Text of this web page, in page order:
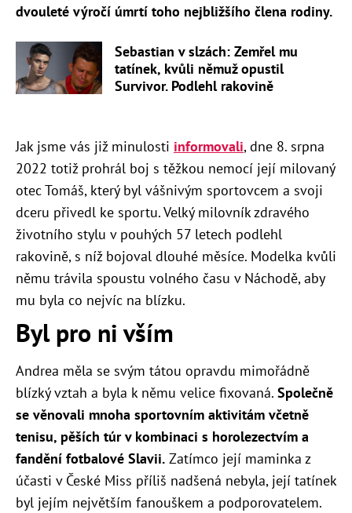
dvouleté výročí úmrtí toho nejbližšího člena rodiny.
Sebastian v slzách: Zemřel mu
tatínek, kvůli němuž opustil
Survivor. Podlehl rakovině
Jak jsme vás již minulosti informovali, dne 8. srpna
2022 totiž prohrál boj s těžkou nemocí její milovaný
otec Tomáš, který byl vášnivým sportovcem a svoji
dceru přivedl ke sportu. Velký milovník zdravého
životního stylu v pouhých 57 letech podlehl
rakovině, s níž bojoval dlouhé měsíce. Modelka kvůli
němu trávila spoustu volného času v Náchodě, aby
mu byla co nejvíc na blízku.
Byl pro ni vším
Andrea měla se svým tátou opravdu mimořádně
blízký vztah a byla k němu velice fixovaná. Společně
se věnovali mnoha sportovním aktivitám včetně
tenisu, pěších túr v kombinaci s horolezectvím a
fandění fotbalové Slavii. Zatímco její maminka z
účasti v České Miss příliš nadšená nebyla, její tatínek
byl jejím největším fanouškem a podporovatelem.